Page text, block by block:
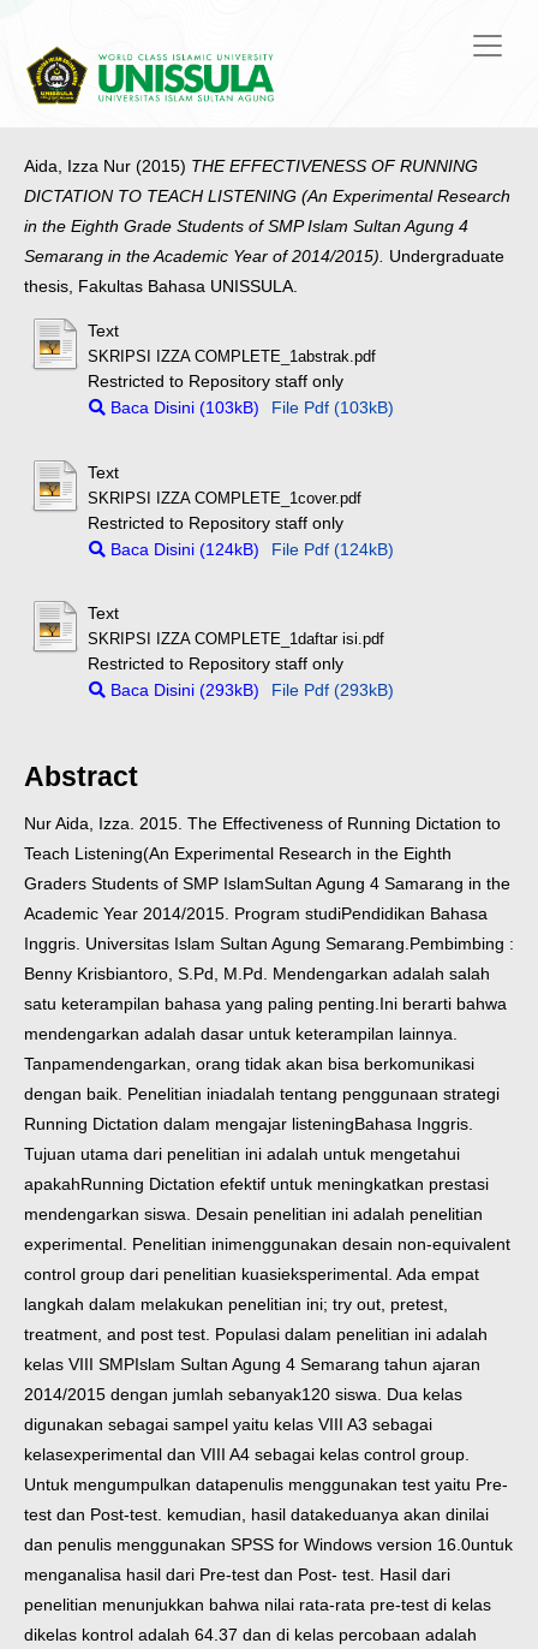
Aida, Izza Nur (2015) THE EFFECTIVENESS OF RUNNING
DICTATION TO TEACH LISTENING (An Experimental Research
in the Eighth Grade Students of SMP Islam Sultan Agung 4
Semarang in the Academic Year of 2014/2015). Undergraduate
thesis, Fakultas Bahasa UNISSULA.
Text
SKRIPSI IZZA COMPLETE_1abstrak.pdf
Restricted to Repository staff only
Baca Disini (103kB)
File Pdf (103kB)
Text
SKRIPSI IZZA COMPLETE_1cover.pdf
Restricted to Repository staff only
Baca Disini (124kB)
File Pdf (124kB)
Text
SKRIPSI IZZA COMPLETE_1daftar isi.pdf
Restricted to Repository staff only
Baca Disini (293kB)
File Pdf (293kB)
Abstract
Nur Aida, Izza. 2015. The Effectiveness of Running Dictation to
Teach Listening(An Experimental Research in the Eighth
Graders Students of SMP IslamSultan Agung 4 Samarang in the
Academic Year 2014/2015. Program studiPendidikan Bahasa
Inggris. Universitas Islam Sultan Agung Semarang. Pembimbing :
Benny Krisbiantoro, S.Pd, M.Pd. Mendengarkan adalah salah
satu keterampilan bahasa yang paling penting. Ini berarti bahwa
mendengarkan adalah dasar untuk keterampilan lainnya.
Tanpamendengarkan, orang tidak akan bisa berkomunikasi
dengan baik. Penelitian iniadalah tentang penggunaan strategi
Running Dictation dalam mengajar listeningBahasa Inggris.
Tujuan utama dari penelitian ini adalah untuk mengetahui
apakahRunning Dictation efektif untuk meningkatkan prestasi
mendengarkan siswa. Desain penelitian ini adalah penelitian
experimental. Penelitian inimenggunakan desain non-equivalent
control group dari penelitian kuasieksperimental. Ada empat
langkah dalam melakukan penelitian ini; try out, pretest,
treatment, and post test. Populasi dalam penelitian ini adalah
kelas VIII SMPIslam Sultan Agung 4 Semarang tahun ajaran
2014/2015 dengan jumlah sebanyak120 siswa. Dua kelas
digunakan sebagai sampel yaitu kelas VIII A3 sebagai
kelasexperimental dan VIII A4 sebagai kelas control group.
Untuk mengumpulkan datapenulis menggunakan test yaitu Pre-
test dan Post-test. kemudian, hasil datakeduanya akan dinilai
dan penulis menggunakan SPSS for Windows version 16.0untuk
menganalisa hasil dari Pre-test dan Post- test. Hasil dari
penelitian menunjukkan bahwa nilai rata-rata pre-test di kelas
dikelas kontrol adalah 64.37 dan di kelas percobaan adalah